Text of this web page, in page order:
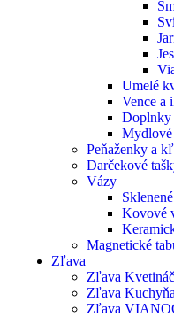
Umelé
Vence a
Doplnky
Peňaženky a
Darčekové
Vázy
Kovové
Magnetické
Zľava
Zľava
Zľava Kuchyňa
Zľava